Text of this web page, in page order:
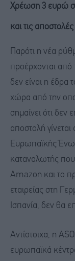
Χρέωση 3 ευρώ
και τις
Παρότι η νέα
προέρχονται από
δεν είναι η έδρα
χώρα από την
σημαίνει ότι δεν
αποστολή
Ευρωπαϊκής
καταναλωτής
Amazon και το
εταιρείας στη
Ισπανία, δεν θα
Αντίστοιχα, η
ευρωπαϊκά